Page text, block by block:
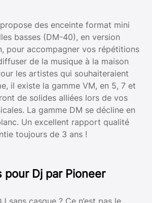
des enceinte format mini
basses (DM-40), en version
pour accompagner vos répétitions
de la musique à la maison
les artistes qui souhaiteraient
il existe la gamme VM, en 5, 7 et
de solides alliées lors de vos
La gamme DM se décline en
Un excellent rapport qualité
toujours de 3 ans !
pour Dj par Pioneer
sans casque ? Ce n’est pas le